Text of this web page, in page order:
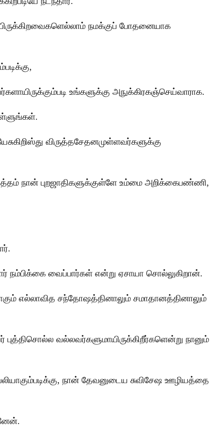
நமக்குப் போதனையாக
உங்களுக்கு அநுக்கிரகஞ்செய்வாராக.
விருத்தசேதனமுள்ளவர்களுக்கு
நான் புறஜாதிகளுக்குள்ளே உம்மை அறிக்கைபண்ணி,
நம்பிக்கை வைப்பார்கள் என்று ஏசாயா சொல்லுகிறான்.
எல்லாவித சந்தோஷத்தினாலும் சமாதானத்தினாலும்
வல்லவர்களுமாயிருக்கிறீர்களென்று நானும்
பலியாகும்படிக்கு, நான் தேவனுடைய சுவிசேஷ ஊழியத்தை